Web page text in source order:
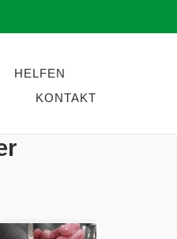
HELFEN
KONTAKT